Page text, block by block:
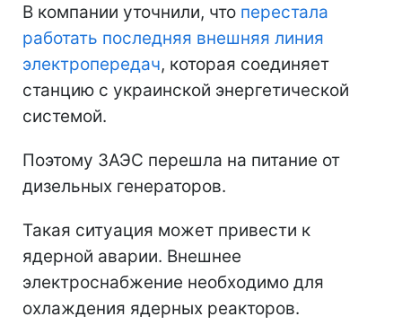
В компании уточнили, что перестала
работать последняя внешняя линия
электропередач, которая соединяет
станцию с украинской энергетической
системой.
Поэтому ЗАЭС перешла на питание от
дизельных генераторов.
Такая ситуация может привести к
ядерной аварии. Внешнее
электроснабжение необходимо для
охлаждения ядерных реакторов.